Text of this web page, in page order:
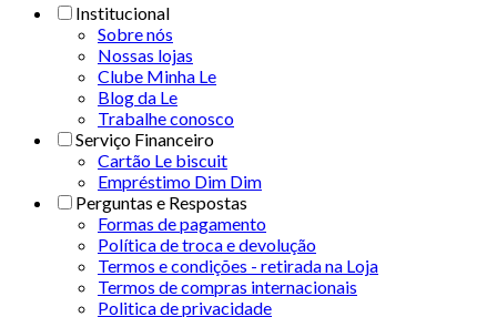
Institucional
Sobre nós
Nossas lojas
Clube Minha Le
Blog da Le
Trabalhe conosco
Serviço Financeiro
Cartão Le biscuit
Empréstimo Dim Dim
Perguntas e Respostas
Formas de pagamento
Política de troca e devolução
Termos e condições - retirada na Loja
Termos de compras internacionais
Politica de privacidade